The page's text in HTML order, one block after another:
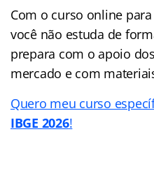
Com o curso online
você não estuda de
prepara com o apoio
mercado e com
Quero meu curso
IBGE 2026!